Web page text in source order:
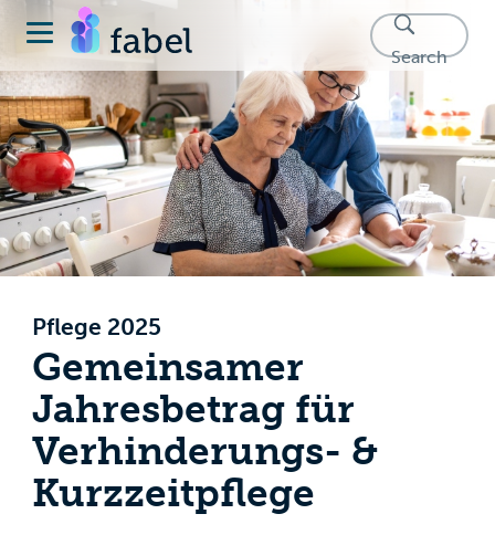
Search
Pflege 2025
Gemeinsamer
Jahresbetrag für
Verhinderungs- &
Kurzzeitpflege